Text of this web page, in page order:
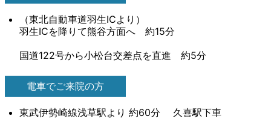
（東北自動車道羽生ICより）
羽生ICを降りて熊谷方面へ 約15分
国道122号から小松台交差点を直進 約5分
電車でご来院の方
東武伊勢崎線浅草駅より 約60分 久喜駅下車